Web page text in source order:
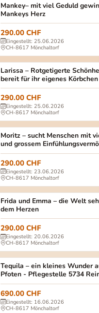
Mankey– mit viel Geduld
Mankeys Herz
Mankey Geschlecht: männlich,
290.00 CHF
Eingestellt: 25.06.2026
CH-8617 Mönchaltorf
Larissa – Rotgetigerte
bereit für ihr eigenes
Larissa Geschlecht: weiblich,
290.00 CHF
Eingestellt: 25.06.2026
CH-8617 Mönchaltorf
Moritz – sucht Menschen mit
und grossem
Reserviert
Moritz männlich/kastriert Alter:
290.00 CHF
Eingestellt: 23.06.2026
CH-8617 Mönchaltorf
Frida und Emma – die Welt
dem Herzen
Frida und Emma Frida (schwarz-
290.00 CHF
Eingestellt: 20.06.2026
CH-8617 Mönchaltorf
Tequila – ein kleines Wunder
Pfoten - Pflegestelle 5734
15.8.2026
Tequila Weiblich, noch
690.00 CHF
Eingestellt: 16.06.2026
CH-8617 Mönchaltorf